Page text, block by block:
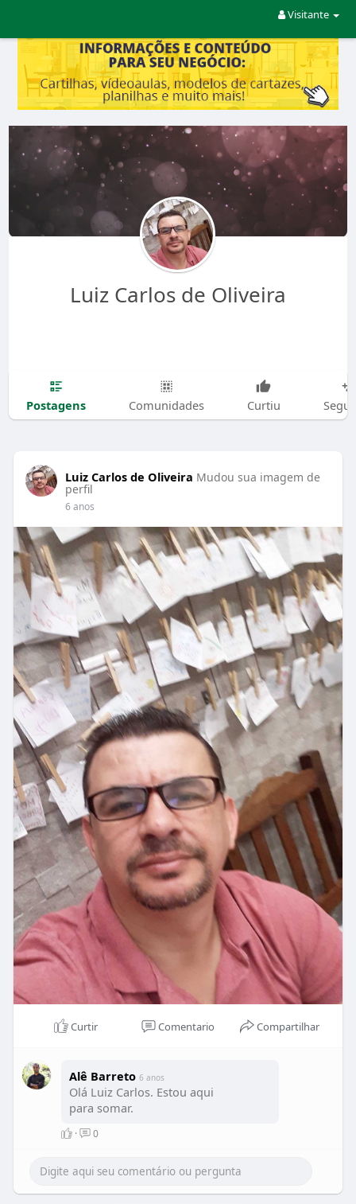
Visitante
Luiz Carlos de Oliveira
Postagens Comunidades Curtiu
Luiz Carlos de Oliveira Mudou sua imagem de
perfil
6 anos
Curtir Comentario Compartilhar
Alê Barreto 6 anos
Olá Luiz Carlos. Estou aqui
para somar.
· 0